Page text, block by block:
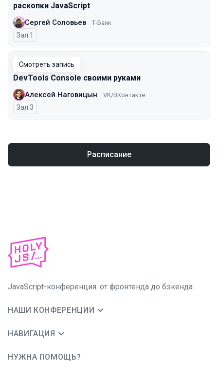
раскопки JavaScript
Сергей Соловьев Т-Банк
Зал 1
Смотреть запись
DevTools Console своими руками
Алексей Наговицын VK/ВКонтакте
Зал 3
Расписание
JavaScript-конференция: от фронтенда до бэкенда
НАШИ КОНФЕРЕНЦИИ
НАВИГАЦИЯ
НУЖНА ПОМОЩЬ?